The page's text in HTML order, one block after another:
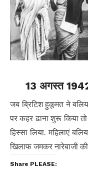
13 अगस्त
जब ब्रिटिश हुकूमत ने
पर कहर ढाना शुरू किया
हिस्सा लिया. महिलाएं
खिलाफ जमकर नारेबाजी
Share PLEASE: